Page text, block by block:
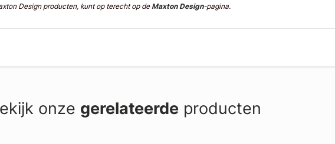
Design producten, kunt op terecht op deMaxton Design-pagina.
onze gerelateerde producten